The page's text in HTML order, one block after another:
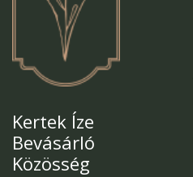
Kertek Íze
Bevásárló
Közösség